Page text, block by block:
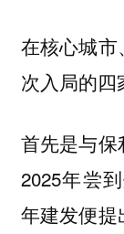
在核心城
次入局的四
首先是与
2025年尝
年建发便提